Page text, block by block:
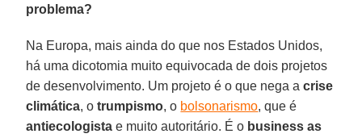
problema?
Na Europa, mais ainda do que nos Estados Unidos,
há uma dicotomia muito equivocada de dois projetos
de desenvolvimento. Um projeto é o que nega acrise
climática, otrumpismo, o bolsonarismo, que é
antiecologista e muito autoritário. É o business as